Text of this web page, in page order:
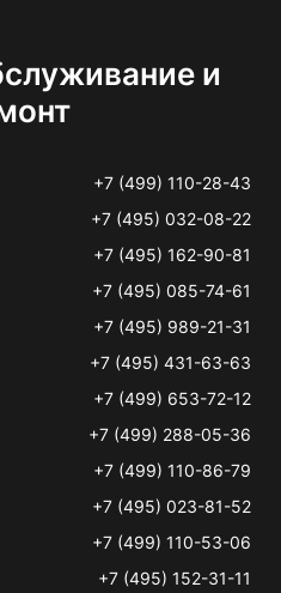
и
+7 (499) 110-28-43
+7 (495) 032-08-22
+7 (495) 162-90-81
+7 (495) 085-74-61
+7 (495) 989-21-31
+7 (495) 431-63-63
+7 (499) 653-72-12
+7 (499) 288-05-36
+7 (499) 110-86-79
+7 (495) 023-81-52
+7 (499) 110-53-06
+7 (495) 152-31-11